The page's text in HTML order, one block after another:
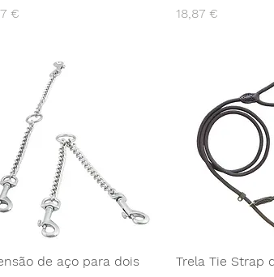
€
Preço
18,87 €
de aço para dois
Trela Tie Strap